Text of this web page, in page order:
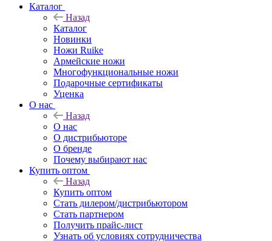
Каталог
Назад
Каталог
Новинки
Ножи Ruike
Армейские ножи
Многофункциональные ножи
Подарочные сертификаты
Уценка
О нас
Назад
О нас
О дистрибьюторе
О бренде
Почему выбирают нас
Купить оптом
Назад
Купить оптом
Стать дилером/дистрибьютором
Стать партнером
Получить прайс-лист
Узнать об условиях сотрудничества